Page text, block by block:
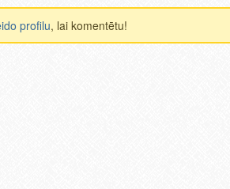
profilu, lai komentētu!